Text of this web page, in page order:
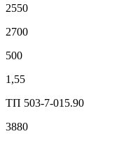
2550
2700
500
1,55
ТП 503-7-015.90
3880